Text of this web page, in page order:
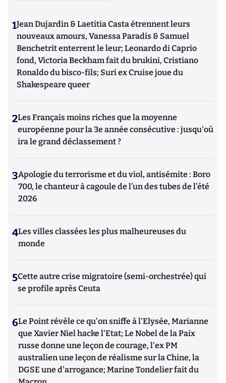
1Jean Dujardin & Laetitia Casta étrennent leurs
nouveaux amours, Vanessa Paradis & Samuel
Benchetrit enterrent le leur; Leonardo di Caprio
fond, Victoria Beckham fait du brukini, Cristiano
Ronaldo du bisco-fils; Suri ex Cruise joue du
Shakespeare queer
2Les Français moins riches que la moyenne
européenne pour la 3e année consécutive : jusqu'où
ira le grand déclassement ?
3Apologie du terrorisme et du viol, antisémite : Boro
700, le chanteur à cagoule de l’un des tubes de l’été
2026
4Les villes classées les plus malheureuses du
monde
5Cette autre crise migratoire (semi-orchestrée) qui
se profile après Ceuta
6Le Point révèle ce qu'on sniffe à l'Elysée, Marianne
que Xavier Niel hacke l'Etat; Le Nobel de la Paix
russe donne une leçon de courage, l'ex PM
australien une leçon de réalisme sur la Chine, la
DGSE une d'arrogance; Marine Tondelier fait du